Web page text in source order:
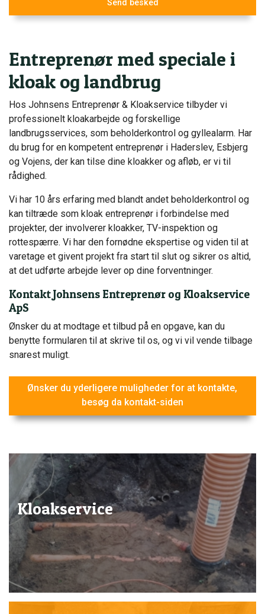
Entreprenør med speciale i
kloak og landbrug
Hos Johnsens Entreprenør & Kloakservice tilbyder vi
professionelt kloakarbejde og forskellige
landbrugsservices, som beholderkontrol og gyllealarm. Har
du brug for en kompetent entreprenør i Haderslev, Esbjerg
og Vojens, der kan tilse dine kloakker og afløb, er vi til
rådighed.
Vi har 10 års erfaring med blandt andet beholderkontrol og
kan tiltræde som kloak entreprenør i forbindelse med
projekter, der involverer kloakker, TV-inspektion og
rottespærre. Vi har den fornødne ekspertise og viden til at
varetage et givent projekt fra start til slut og sikrer os altid,
at det udførte arbejde lever op dine forventninger.
Kontakt Johnsens Entreprenør og Kloakservice
ApS
Ønsker du at modtage et tilbud på en opgave, kan du
benytte formularen til at skrive til os, og vi vil vende tilbage
snarest muligt.​​
Ønsker du yderligere muligheder for at kontakte,
besøg da kontakt-siden
Kloakservice